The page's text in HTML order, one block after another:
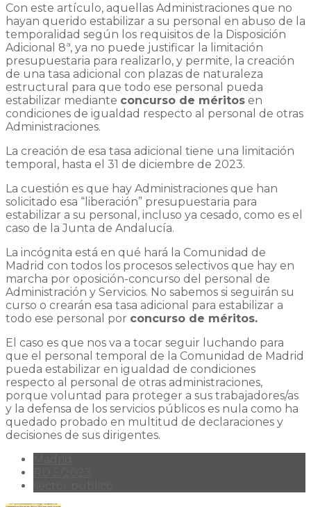
Con este artículo, aquellas Administraciones que no
hayan querido estabilizar a su personal en abuso de la
temporalidad según los requisitos de la Disposición
Adicional 8ª, ya no puede justificar la limitación
presupuestaria para realizarlo, y permite, la creación
de una tasa adicional con plazas de naturaleza
estructural para que todo ese personal pueda
estabilizar mediante concurso de méritos en
condiciones de igualdad respecto al personal de otras
Administraciones.
La creación de esa tasa adicional tiene una limitación
temporal, hasta el 31 de diciembre de 2023.
La cuestión es que hay Administraciones que han
solicitado esa “liberación” presupuestaria para
estabilizar a su personal, incluso ya cesado, como es el
caso de la Junta de Andalucía.
La incógnita está en qué hará la Comunidad de
Madrid con todos los procesos selectivos que hay en
marcha por oposición-concurso del personal de
Administración y Servicios. No sabemos si seguirán su
curso o crearán esa tasa adicional para estabilizar a
todo ese personal por concurso de méritos.
El caso es que nos va a tocar seguir luchando para
que el personal temporal de la Comunidad de Madrid
pueda estabilizar en igualdad de condiciones
respecto al personal de otras administraciones,
porque voluntad para proteger a sus trabajadores/as
y la defensa de los servicios públicos es nula como ha
quedado probado en multitud de declaraciones y
decisiones de sus dirigentes.